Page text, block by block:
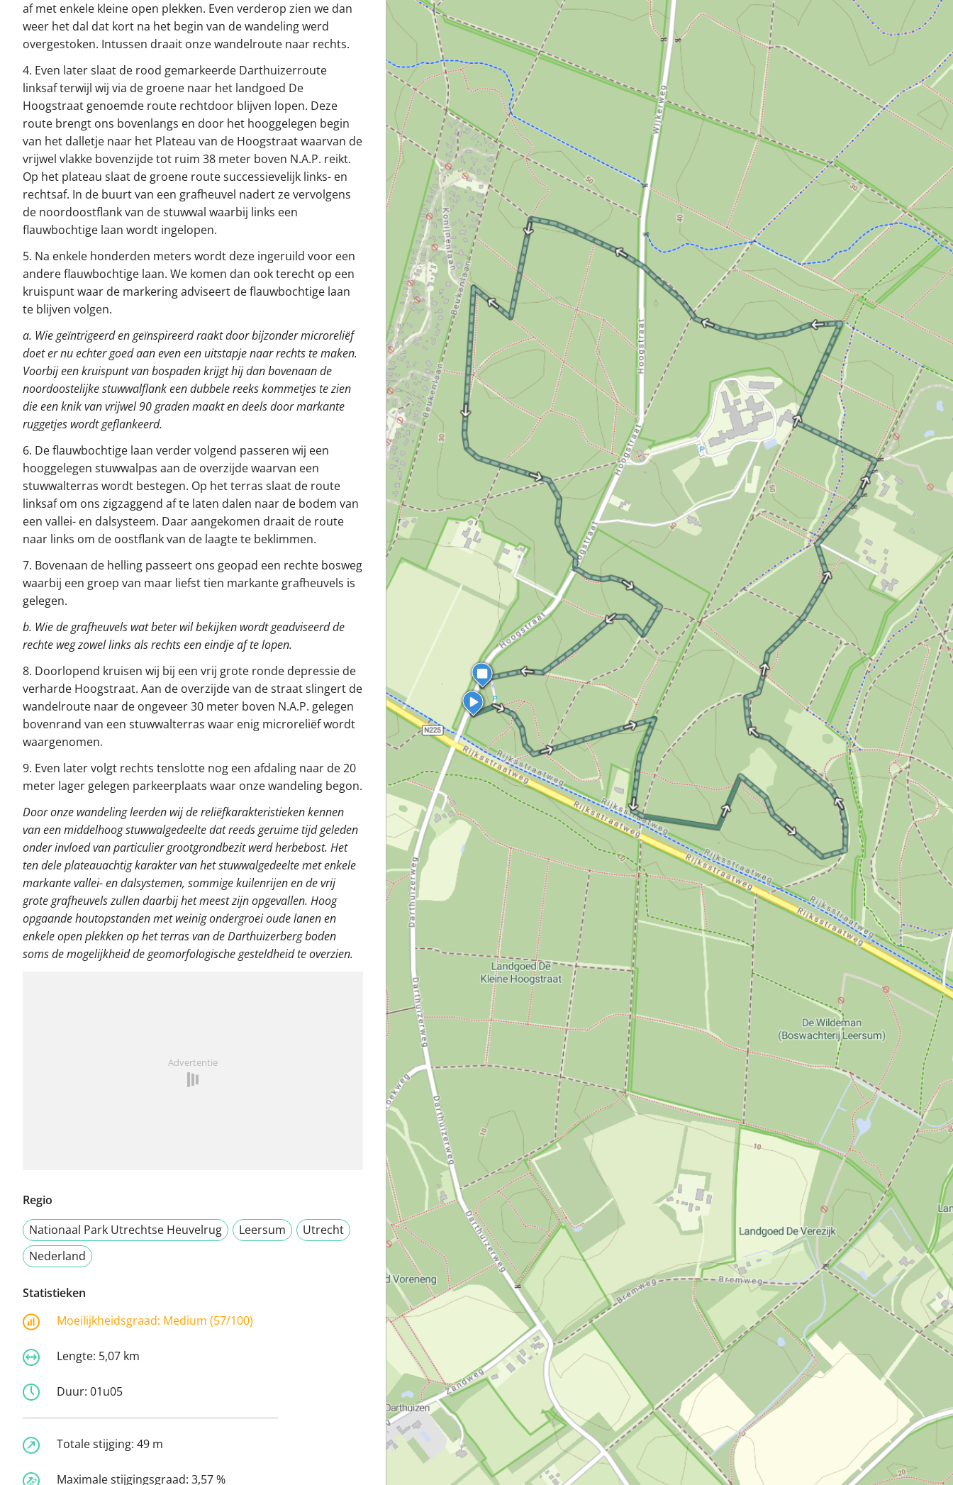
af met enkele kleine open plekken. Even verderop zien we dan
weer het dal dat kort na het begin van de wandeling werd
overgestoken. Intussen draait onze wandelroute naar rechts.
4. Even later slaat de rood gemarkeerde Darthuizerroute
linksaf terwijl wij via de groene naar het landgoed De
Hoogstraat genoemde route rechtdoor blijven lopen. Deze
route brengt ons bovenlangs en door het hooggelegen begin
van het dalletje naar het Plateau van de Hoogstraat waarvan de
vrijwel vlakke bovenzijde tot ruim 38 meter boven N.A.P. reikt.
Op het plateau slaat de groene route successievelijk links- en
rechtsaf. In de buurt van een grafheuvel nadert ze vervolgens
de noordoostflank van de stuwwal waarbij links een
flauwbochtige laan wordt ingelopen.
5. Na enkele honderden meters wordt deze ingeruild voor een
andere flauwbochtige laan. We komen dan ook terecht op een
kruispunt waar de markering adviseert de flauwbochtige laan
te blijven volgen.
a. Wie geïntrigeerd en geïnspireerd raakt door bijzonder microreliëf
doet er nu echter goed aan even een uitstapje naar rechts te maken.
Voorbij een kruispunt van bospaden krijgt hij dan bovenaan de
noordoostelijke stuwwalflank een dubbele reeks kommetjes te zien
die een knik van vrijwel 90 graden maakt en deels door markante
ruggetjes wordt geflankeerd.
6. De flauwbochtige laan verder volgend passeren wij een
hooggelegen stuwwalpas aan de overzijde waarvan een
stuwwalterras wordt bestegen. Op het terras slaat de route
linksaf om ons zigzaggend af te laten dalen naar de bodem van
een vallei- en dalsysteem. Daar aangekomen draait de route
naar links om de oostflank van de laagte te beklimmen.
7. Bovenaan de helling passeert ons geopad een rechte bosweg
waarbij een groep van maar liefst tien markante grafheuvels is
gelegen.
b. Wie de grafheuvels wat beter wil bekijken wordt geadviseerd de
rechte weg zowel links als rechts een eindje af te lopen.
8. Doorlopend kruisen wij bij een vrij grote ronde depressie de
verharde Hoogstraat. Aan de overzijde van de straat slingert de
wandelroute naar de ongeveer 30 meter boven N.A.P. gelegen
bovenrand van een stuwwalterras waar enig microreliëf wordt
waargenomen.
9. Even later volgt rechts tenslotte nog een afdaling naar de 20
meter lager gelegen parkeerplaats waar onze wandeling begon.
Door onze wandeling leerden wij de reliëfkarakteristieken kennen
van een middelhoog stuwwalgedeelte dat reeds geruime tijd geleden
onder invloed van particulier grootgrondbezit werd herbebost. Het
ten dele plateauachtig karakter van het stuwwalgedeelte met enkele
markante vallei- en dalsystemen, sommige kuilenrijen en de vrij
grote grafheuvels zullen daarbij het meest zijn opgevallen. Hoog
opgaande houtopstanden met weinig ondergroei oude lanen en
enkele open plekken op het terras van de Darthuizerberg boden
soms de mogelijkheid de geomorfologische gesteldheid te overzien.
Advertentie
Regio
Nationaal Park Utrechtse Heuvelrug
Leersum
Utrecht
Nederland
Statistieken
Moeilijkheidsgraad: Medium (57/100)
Lengte: 5,07 km
Duur: 01u05
Totale stijging: 49 m
Maximale stijgingsgraad: 3,57 %